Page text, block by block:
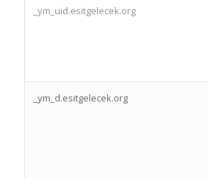
_ym_uid.esitgelecek.org
_ym_d.esitgelecek.org